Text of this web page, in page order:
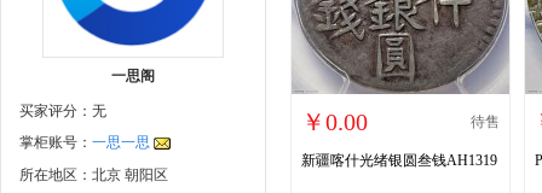
一思阁
买家评分：无
掌柜账号： 一思一思
所在地区：北京 朝阳区
￥0.00 待售
新疆喀什光绪银圆叁钱AH1319